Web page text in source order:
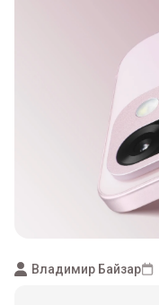
Владимир Байзар